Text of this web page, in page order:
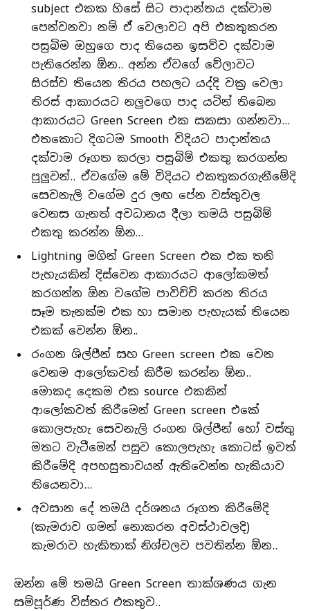
subject එකක හිසේ සිට පාදාන්තය දක්වාම
පෙන්වනවා නම් ඒ වෙලාවට අපි එකතුකරන
පසුබිම ඔහුගෙ පාද තියෙන ඉසව්ව දක්වාම
පැතිරෙන්න ඕන.. අන්න ඒවගේ වේලාවට
සිරස්ව තියෙන තිරය පහලට යද්දි වක්‍ර වෙලා
තිරස් ආකාරයට නලුවගෙ පාද යටින් තිබෙන
ආකාරයට Green Screen එක සකසා ගන්නවා…
එතකොට දිගටම Smooth විදියට පාදාන්තය
දක්වාම රූගත කරලා පසුබිම් එකතු කරගන්න
පුලුවන්.. ඒවගේම මේ විදියට එකතුකරගැනීමේදි
සෙවනැලි වගේම දුර ලඟ පේන වස්තුවල
වෙනස ගැනත් අවධානය දීලා තමයි පසුබිම්
එකතු කරන්න ඕන…
Lightning මගින් Green Screen එක එක තනි
පැහැයකින් දිස්වෙන ආකාරයට ආලෝකමත්
කරගන්න ඕන වගේම පාවිච්චි කරන තිරය
සෑම තැනක්ම එක හා සමාන පැහැයක් තියෙන
එකක් වෙන්න ඕන..
රංගන ශිල්පීන් සහ Green screen එක වෙන
වෙනම ආලෝකවත් කිරීම කරන්න ඕන..
මොකද දෙකම එක source එකකින්
ආලෝකවත් කිරීමෙන් Green screen එකේ
කොලපැහැ සෙවනැලි රංගන ශිල්පීන් හෝ වස්තු
මතට වැටීමෙන් පසුව කොලපැහැ කොටස් ඉවත්
කිරීමේදි අපහසුතාවයන් ඇතිවෙන්න හැකියාව
තියෙනවා…
අවසාන දේ තමයි දර්ශනය රූගත කිරීමේදි
(කැමරාව ගමන් නොකරන අවස්ථාවලදි)
කැමරාව හැකිතාක් නිශ්චලව පවතින්න ඕන..
ඔන්න මේ තමයි Green Screen තාක්‍ශණය ගැන
සම්පූර්ණ විස්තර එකතුව..